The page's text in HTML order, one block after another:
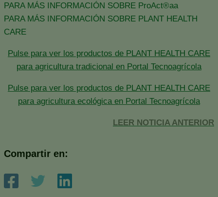
PARA MÁS INFORMACIÓN SOBRE ProAct®aa
PARA MÁS INFORMACIÓN SOBRE PLANT HEALTH
CARE
Pulse para ver los productos de PLANT HEALTH CARE
para agricultura tradicional en Portal Tecnoagrícola
Pulse para ver los productos de PLANT HEALTH CARE
para agricultura ecológica en Portal Tecnoagrícola
LEER NOTICIA ANTERIOR
Compartir en: